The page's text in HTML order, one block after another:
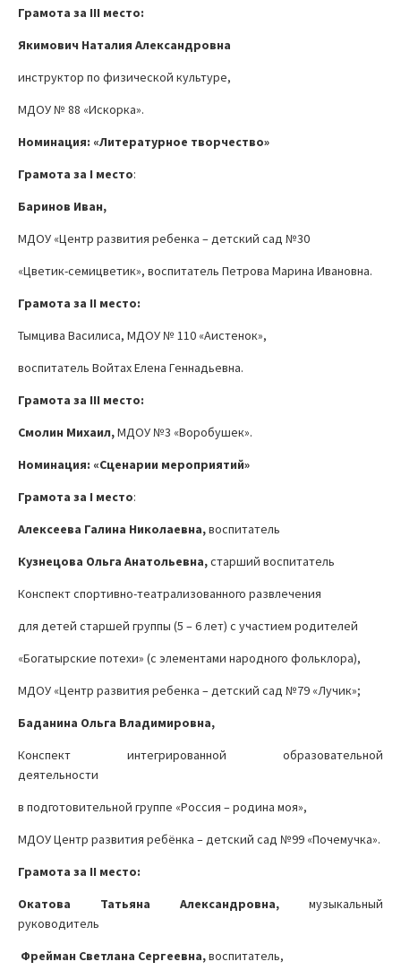
Грамота за III место:
Якимович Наталия Александровна
инструктор по физической культуре,
МДОУ № 88 «Искорка».
Номинация: «Литературное творчество»
Грамота за I место:
Баринов Иван,
МДОУ «Центр развития ребенка – детский сад №30
«Цветик-семицветик», воспитатель Петрова Марина Ивановна.
Грамота за II место:
Тымцива Василиса, МДОУ № 110 «Аистенок»,
воспитатель Войтах Елена Геннадьевна.
Грамота за III место:
Смолин Михаил,МДОУ №3 «Воробушек».
Номинация: «Сценарии мероприятий»
Грамота за I место:
Алексеева Галина Николаевна,воспитатель
Кузнецова Ольга Анатольевна,старший воспитатель
Конспект спортивно-театрализованного развлечения
для детей старшей группы (5 – 6 лет) с участием родителей
«Богатырские потехи» (с элементами народного фольклора),
МДОУ «Центр развития ребенка – детский сад №79 «Лучик»;
Баданина Ольга Владимировна,
Конспект интегрированной образовательной
деятельности
в подготовительной группе «Россия – родина моя»,
МДОУ Центр развития ребёнка – детский сад №99 «Почемучка».
Грамота за II место:
Окатова Татьяна Александровна, музыкальный
руководитель
Фрейман Светлана Сергеевна,воспитатель,